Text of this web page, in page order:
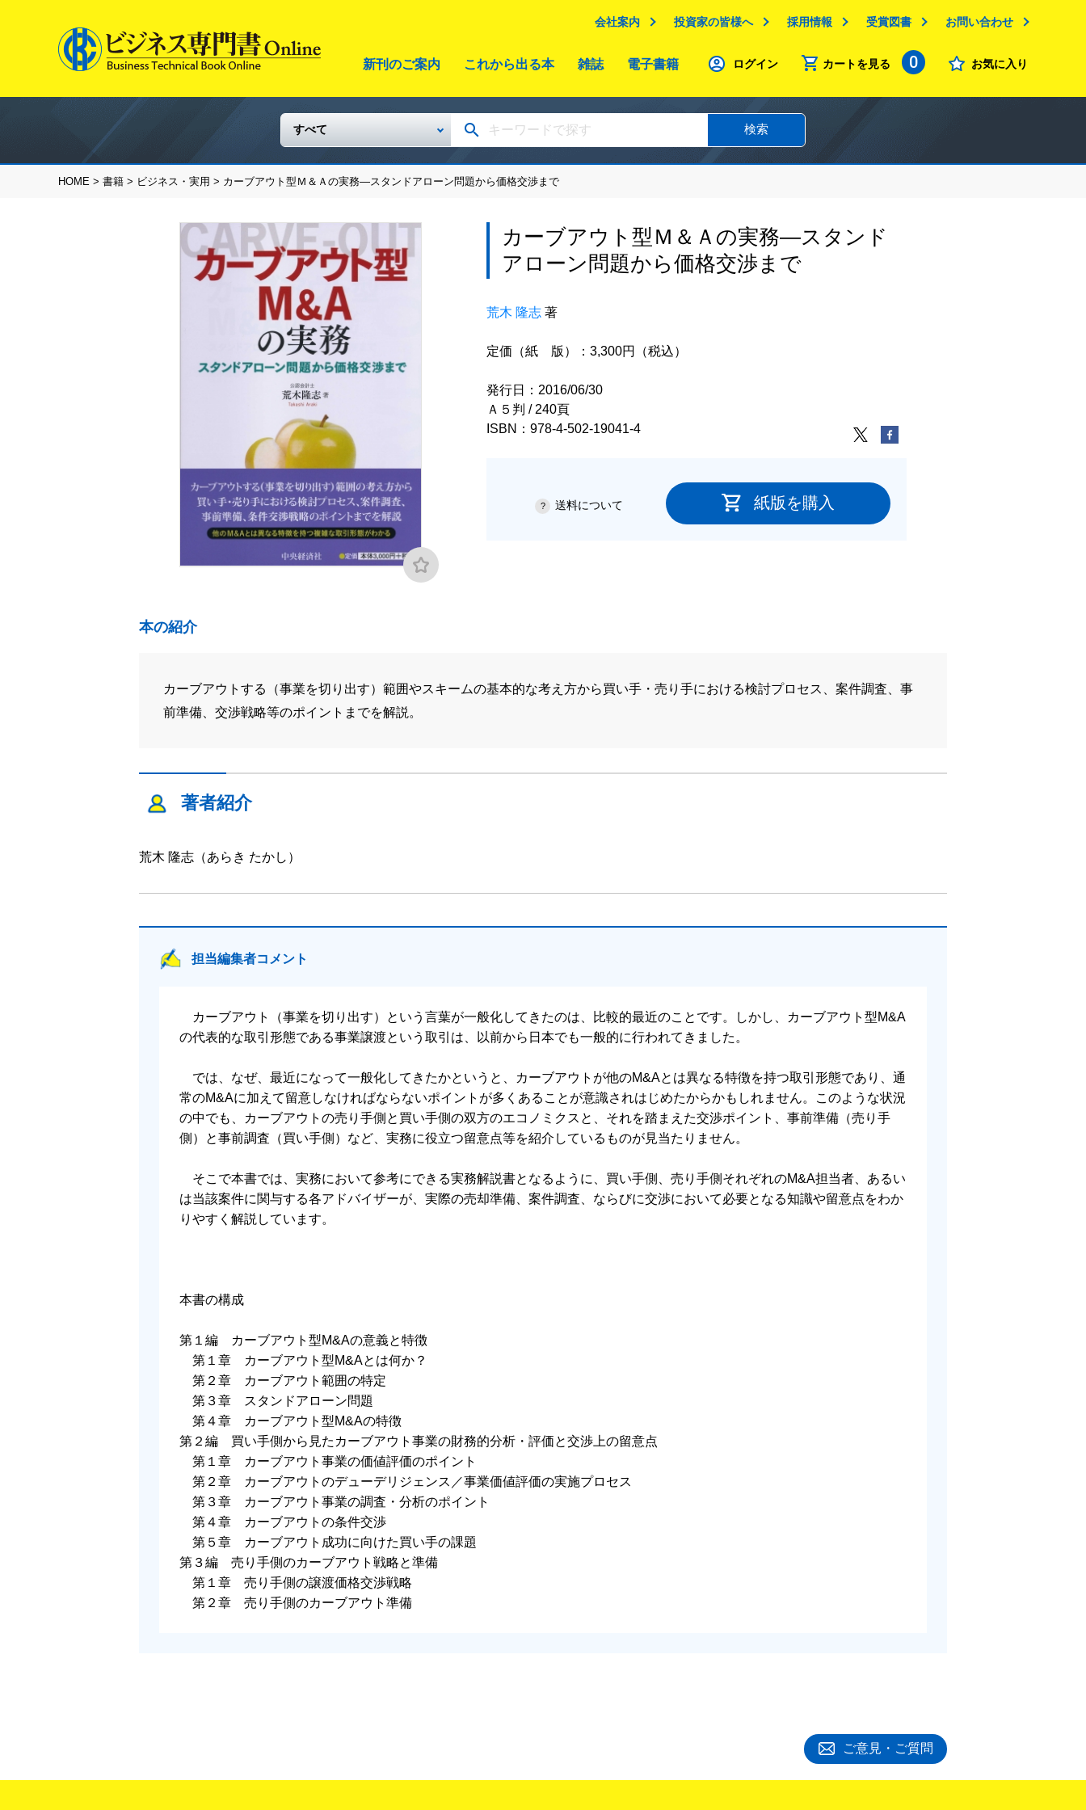
会社案内 投資家の皆様へ 採用情報 受賞図書 お問い合わせ
新刊のご案内 これから出る本 雑誌 電子書籍 ログイン カートを見る 0 お気に入り
検索
HOME > 書籍 > ビジネス・実用 > カーブアウト型Ｍ＆Ａの実務―スタンドアローン問題から価格交渉まで
カーブアウト型Ｍ＆Ａの実務―スタンド
アローン問題から価格交渉まで
荒木 隆志 著
定価（紙 版）：3,300円（税込）
発行日：2016/06/30
Ａ５判 / 240頁
ISBN：978-4-502-19041-4
紙版を購入
送料について
本の紹介
カーブアウトする（事業を切り出す）範囲やスキームの基本的な考え方から買い手・売り手における検討プロセス、案件調査、事
前準備、交渉戦略等のポイントまでを解説。
著者紹介
荒木 隆志（あらき たかし）
担当編集者コメント
カーブアウト（事業を切り出す）という言葉が一般化してきたのは、比較的最近のことです。しかし、カーブアウト型M&A
の代表的な取引形態である事業譲渡という取引は、以前から日本でも一般的に行われてきました。
では、なぜ、最近になって一般化してきたかというと、カーブアウトが他のM&Aとは異なる特徴を持つ取引形態であり、通
常のM&Aに加えて留意しなければならないポイントが多くあることが意識されはじめたからかもしれません。このような状況
の中でも、カーブアウトの売り手側と買い手側の双方のエコノミクスと、それを踏まえた交渉ポイント、事前準備（売り手
側）と事前調査（買い手側）など、実務に役立つ留意点等を紹介しているものが見当たりません。
そこで本書では、実務において参考にできる実務解説書となるように、買い手側、売り手側それぞれのM&A担当者、あるい
は当該案件に関与する各アドバイザーが、実際の売却準備、案件調査、ならびに交渉において必要となる知識や留意点をわか
りやすく解説しています。
本書の構成
第１編 カーブアウト型M&Aの意義と特徴
第１章 カーブアウト型M&Aとは何か？
第２章 カーブアウト範囲の特定
第３章 スタンドアローン問題
第４章 カーブアウト型M&Aの特徴
第２編 買い手側から見たカーブアウト事業の財務的分析・評価と交渉上の留意点
第１章 カーブアウト事業の価値評価のポイント
第２章 カーブアウトのデューデリジェンス／事業価値評価の実施プロセス
第３章 カーブアウト事業の調査・分析のポイント
第４章 カーブアウトの条件交渉
第５章 カーブアウト成功に向けた買い手の課題
第３編 売り手側のカーブアウト戦略と準備
第１章 売り手側の譲渡価格交渉戦略
第２章 売り手側のカーブアウト準備
ご意見・ご質問